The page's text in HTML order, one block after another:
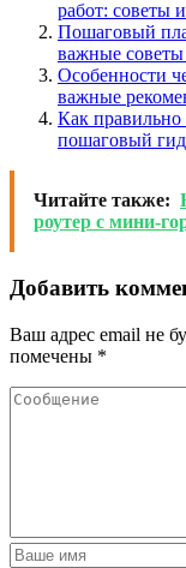
работ: советы
Пошаговый
важные советы
Особенности
важные
Как правильно
пошаговый гид
Читайте также:
роутер с мини-
Добавить
Ваш адрес email не
помечены *